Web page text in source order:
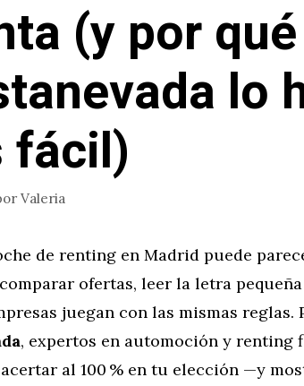
(y por qué
lo
fácil)
Valeria
de renting en Madrid puede
ofertas, leer la letra
juegan con las mismas reglas.
, expertos en automoción y renting
al 100 % en tu elección —y